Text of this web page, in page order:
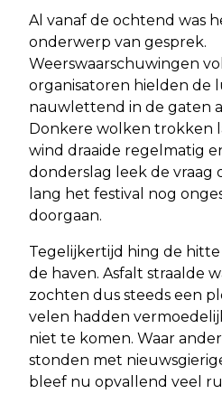
Al vanaf de ochtend was
onderwerp van gesprek.
Weerswaarschuwingen
organisatoren hielden de
nauwlettend in de gaten
Donkere wolken trokken
wind draaide regelmatig
donderslag leek de vraag
lang het festival nog
doorgaan.
Tegelijkertijd hing de
de haven. Asfalt straalde
zochten dus steeds een
velen hadden
niet te komen. Waar
stonden met
bleef nu opvallend veel